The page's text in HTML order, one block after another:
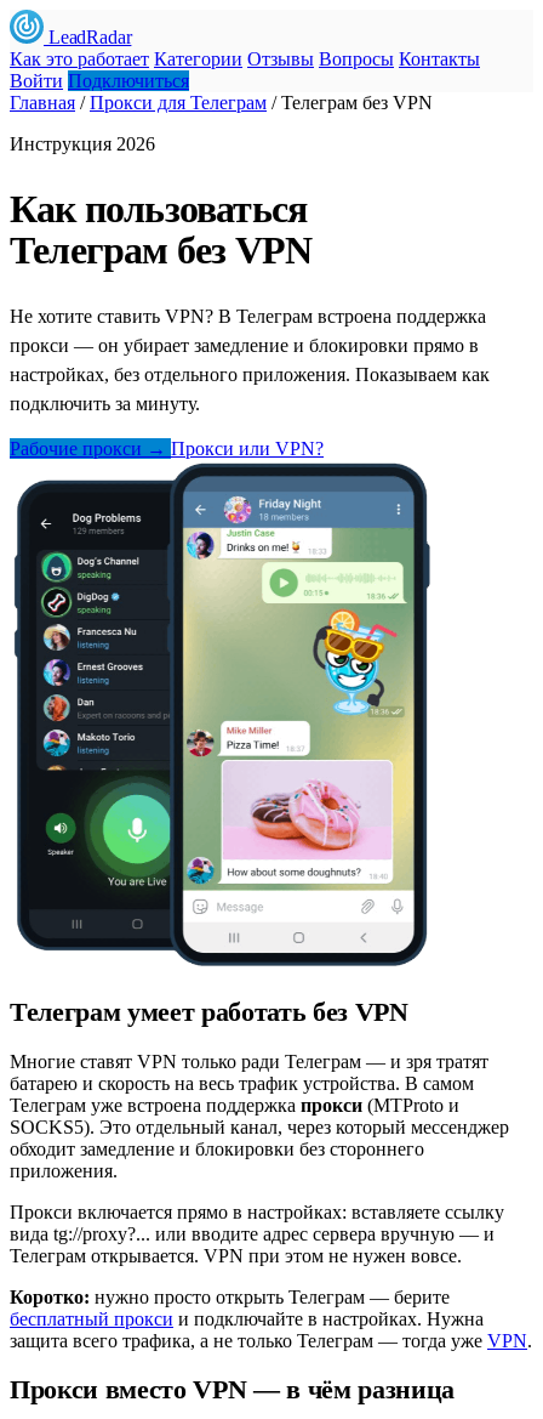
LeadRadar
Как это работает Категории Отзывы Вопросы Контакты
Войти Подключиться
Главная / Прокси для Телеграм / Телеграм без VPN
Инструкция 2026
Как пользоваться
Телеграм без VPN
Не хотите ставить VPN? В Телеграм встроена поддержка
прокси — он убирает замедление и блокировки прямо в
настройках, без отдельного приложения. Показываем как
подключить за минуту.
Рабочие прокси → Прокси или VPN?
Телеграм умеет работать без VPN
Многие ставят VPN только ради Телеграм — и зря тратят
батарею и скорость на весь трафик устройства. В самом
Телеграм уже встроена поддержка прокси (MTProto и
SOCKS5). Это отдельный канал, через который мессенджер
обходит замедление и блокировки без стороннего
приложения.
Прокси включается прямо в настройках: вставляете ссылку
вида tg://proxy?... или вводите адрес сервера вручную — и
Телеграм открывается. VPN при этом не нужен вовсе.
Коротко: нужно просто открыть Телеграм — берите
бесплатный прокси и подключайте в настройках. Нужна
защита всего трафика, а не только Телеграм — тогда уже VPN.
Прокси вместо VPN — в чём разница